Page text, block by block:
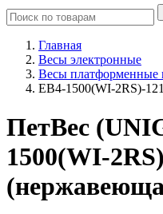
Главная
Весы электронные
Весы
ЕВ4-1500(WI-2RS)-
ПетВес
1500(WI-